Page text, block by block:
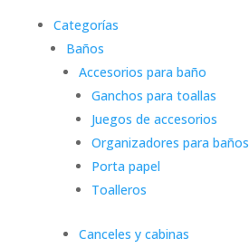
Categorías
Baños
Accesorios para baño
Ganchos para toallas
Juegos de accesorios
Organizadores para baños
Porta papel
Toalleros
Canceles y cabinas